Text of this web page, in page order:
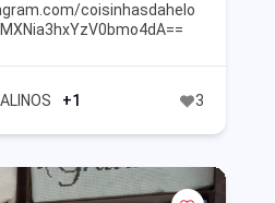
coisinhasdahelo
+1 3